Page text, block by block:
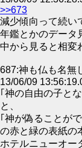
>>673
減少傾向って続い
年鑑とかのデータ
中から見ると相変
687:神も仏も名無
13/06/09
｢神の自由の子と
と、
｢神が偽ることが
の赤と緑の表紙の
ホテルニューオー